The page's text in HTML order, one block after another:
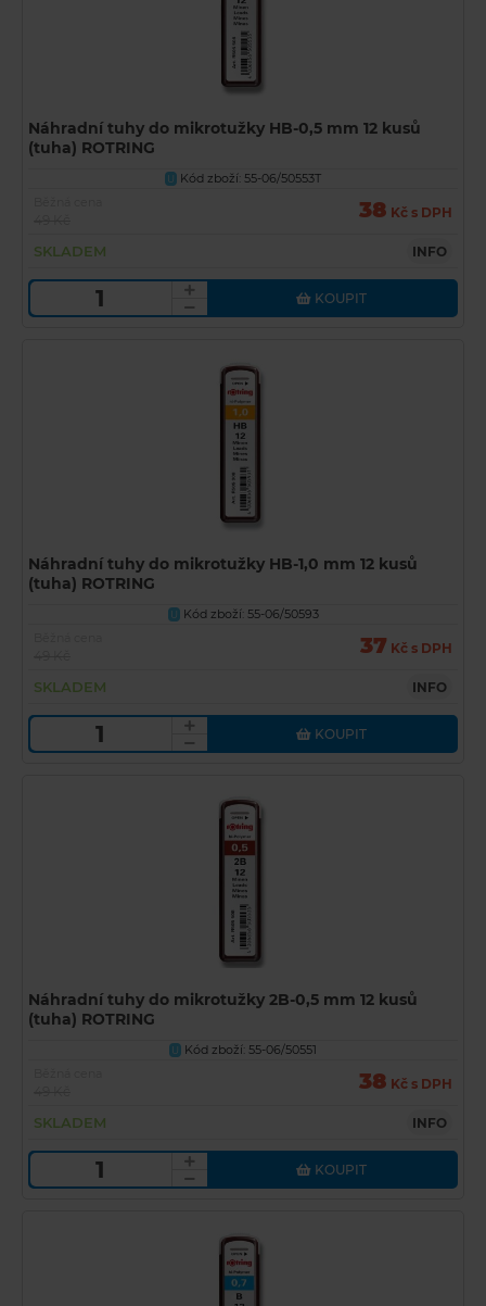
Náhradní tuhy do mikrotužky HB-0,5 mm 12 kusů
(tuha) ROTRING
U
Kód zboží: 55-06/50553T
38 Kč s DPH
SKLADEM INFO
KOUPIT
Náhradní tuhy do mikrotužky HB-1,0 mm 12 kusů
(tuha) ROTRING
U Kód zboží: 55-06/50593
37 Kč s DPH
SKLADEM INFO
KOUPIT
Náhradní tuhy do mikrotužky 2B-0,5 mm 12 kusů
(tuha) ROTRING
U
Kód zboží: 55-06/50551
38 Kč s DPH
SKLADEM INFO
KOUPIT